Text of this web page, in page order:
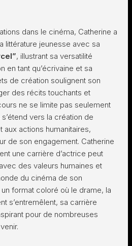
dans le cinéma, Catherine a
littérature jeunesse avec sa
, illustrant sa versatilité
en tant qu’écrivaine et sa
de création soulignent son
des récits touchants et
ne se limite pas seulement
vers la création de
aux actions humanitaires,
de son engagement. Catherine
une carrière d’actrice peut
des valeurs humaines et
du cinéma de son
format coloré où le drame, la
s’entremêlent, sa carrière
pour de nombreuses